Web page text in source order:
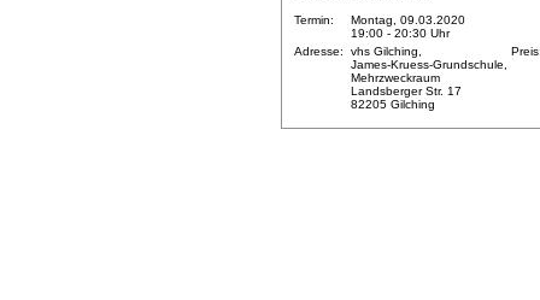
Termin:
Montag, 09.03.2020
19:00 - 20:30 Uhr
Adresse:
vhs Gilching,
James-Kruess-Grundschule,
Mehrzweckraum
Landsberger Str. 17
82205 Gilching